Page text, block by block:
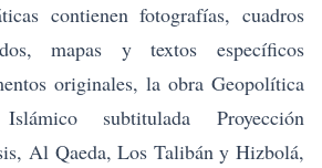
contienen fotografías, cuadros
mapas y textos específicos
originales, la obra Geopolítica
subtitulada Proyección
Al Qaeda, Los Talibán y Hizbolá,